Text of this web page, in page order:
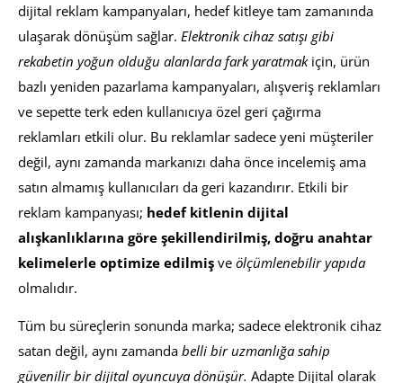
dijital reklam kampanyaları, hedef kitleye tam zamanında
ulaşarak dönüşüm sağlar. Elektronik cihaz satışı gibi
rekabetin yoğun olduğu alanlarda fark yaratmakiçin, ürün
bazlı yeniden pazarlama kampanyaları, alışveriş reklamları
ve sepette terk eden kullanıcıya özel geri çağırma
reklamları etkili olur. Bu reklamlar sadece yeni müşteriler
değil, aynı zamanda markanızı daha önce incelemiş ama
satın almamış kullanıcıları da geri kazandırır. Etkili bir
reklam kampanyası; hedef kitlenin dijital
alışkanlıklarına göre şekillendirilmiş, doğru anahtar
kelimelerle optimize edilmiş ve ölçümlenebilir yapıda
olmalıdır.
Tüm bu süreçlerin sonunda marka; sadece elektronik cihaz
satan değil, aynı zamanda belli bir uzmanlığa sahip
güvenilir bir dijital oyuncuya dönüşür. Adapte Dijital olarak